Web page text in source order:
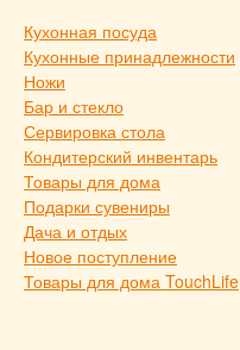
Кухонная посуда
Кухонные принадлежности
Ножи
Бар и стекло
Сервировка стола
Кондитерский инвентарь
Товары для дома
Подарки сувениры
Дача и отдых
Новое поступление
Товары для дома TouchLife